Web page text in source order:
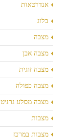
אנדרטאות
בלוג
מצבה
מצבה אבן
מצבה זוגית
מצבה כפולה
מצבה מסלע גרניט
מצבות
מצבות במרכז